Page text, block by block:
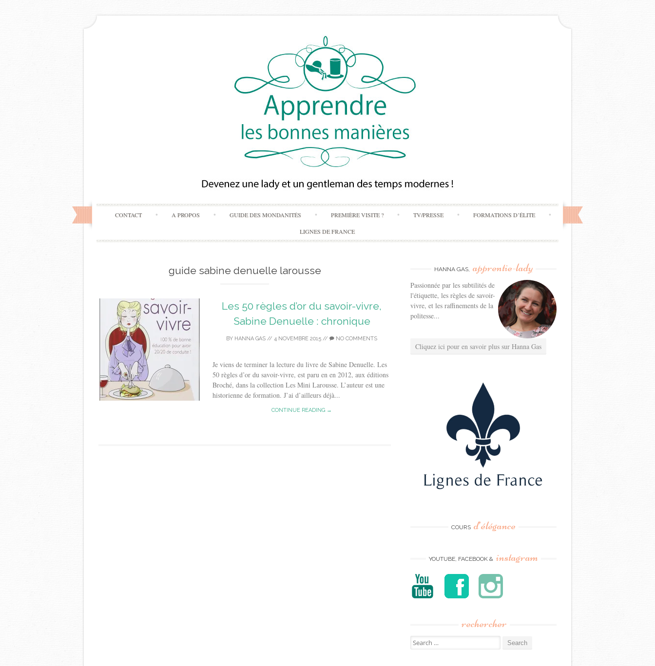
Skip
to
content
CONTACT A PROPOS GUIDE DES MONDANITÉS PREMIÈRE VISITE ? TV/PRESSE FORMATIONS D’ÉLITE
LIGNES DE FRANCE
guide sabine denuelle larousse
Les 50 règles d’or du savoir-vivre,
Sabine Denuelle : chronique
BY HANNA GAS // 4 NOVEMBRE 2015 // NO COMMENTS
Je viens de terminer la lecture du livre de Sabine Denuelle. Les
50 règles d’or du savoir-vivre, est paru en en 2012, aux éditions
Broché, dans la collection Les Mini Larousse. L’auteur est une
historienne de formation. J’ai d’ailleurs déjà...
CONTINUE READING →
HANNA GAS, apprentie-lady
Passionnée par les subtilités de
l'étiquette, les règles de savoir-
vivre, et les raffinements de la
politesse...
Cliquez ici pour en savoir plus sur Hanna Gas
COURS d’élégance
YOUTUBE, FACEBOOK & instagram
rechercher
Search
for: